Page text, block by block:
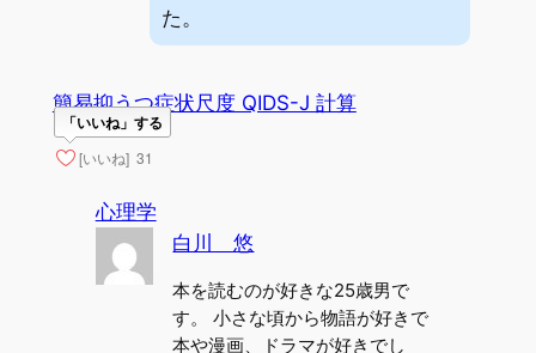
た。
簡易抑うつ症状尺度 QIDS-J 計算
「いいね」する
[いいね] 31
心理学
白川 悠
本を読むのが好きな25歳男で
す。 小さな頃から物語が好きで
本や漫画、ドラマが好きでし